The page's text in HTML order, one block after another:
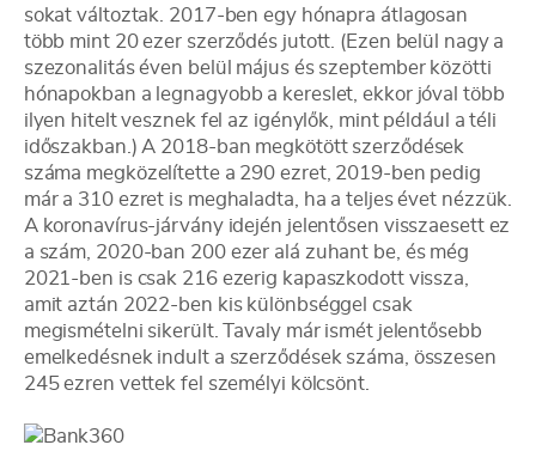
sokat változtak. 2017-ben egy hónapra átlagosan
több mint 20 ezer szerződés jutott. (Ezen belül nagy a
szezonalitás éven belül május és szeptember közötti
hónapokban a legnagyobb a kereslet, ekkor jóval több
ilyen hitelt vesznek fel az igénylők, mint például a téli
időszakban.) A 2018-ban megkötött szerződések
száma megközelítette a 290 ezret, 2019-ben pedig
már a 310 ezret is meghaladta, ha a teljes évet nézzük.
A koronavírus-járvány idején jelentősen visszaesett ez
a szám, 2020-ban 200 ezer alá zuhant be, és még
2021-ben is csak 216 ezerig kapaszkodott vissza,
amit aztán 2022-ben kis különbséggel csak
megismételni sikerült. Tavaly már ismét jelentősebb
emelkedésnek indult a szerződések száma, összesen
245 ezren vettek fel személyi kölcsönt.